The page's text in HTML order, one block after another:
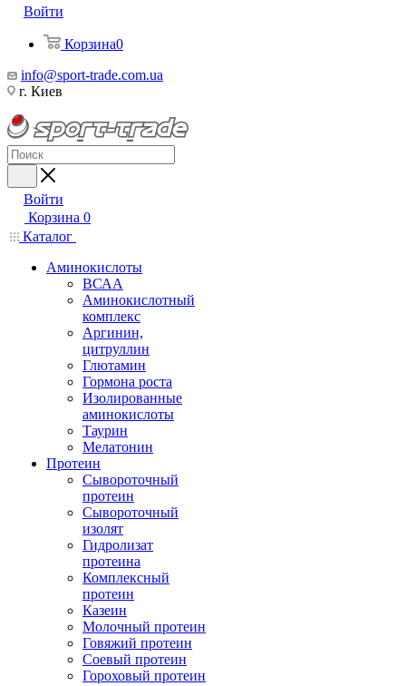
Войти
Корзина0
info@sport-trade.com.ua
г. Киев
Войти
Корзина 0
Каталог
Аминокислоты
ВСАА
Аминокислотный
комплекс
Аргинин,
цитруллин
Глютамин
Гормона роста
Изолированные
аминокислоты
Таурин
Мелатонин
Протеин
Сывороточный
протеин
Сывороточный
изолят
Гидролизат
протеина
Комплексный
протеин
Казеин
Молочный протеин
Говяжий протеин
Соевый протеин
Гороховый протеин